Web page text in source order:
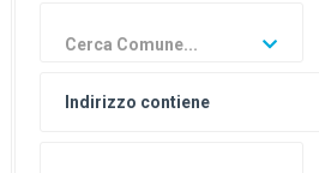
Cerca Comune...